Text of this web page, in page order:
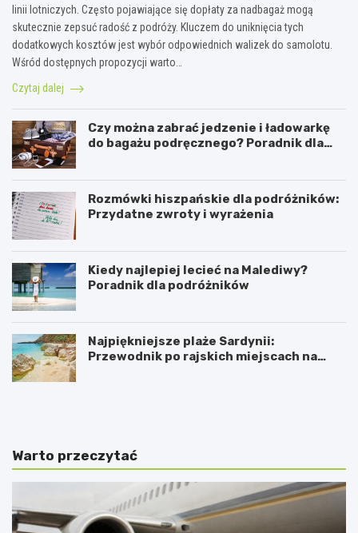
linii lotniczych. Często pojawiające się dopłaty za nadbagaż mogą
skutecznie zepsuć radość z podróży. Kluczem do uniknięcia tych
dodatkowych kosztów jest wybór odpowiednich walizek do samolotu.
Wśród dostępnych propozycji warto…
Czytaj dalej
Czy można zabrać jedzenie i ładowarkę
do bagażu podręcznego? Poradnik dla
Rozmówki hiszpańskie dla podróżników:
Przydatne zwroty i wyrażenia
Kiedy najlepiej lecieć na Malediwy?
Poradnik dla podróżników
Najpiękniejsze plaże Sardynii:
Przewodnik po rajskich miejscach na
K
n
a
j
e
P
y
c
z
y
Warto przeczytać